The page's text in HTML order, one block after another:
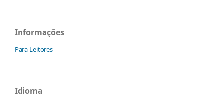
Informações
Para Leitores
Idioma